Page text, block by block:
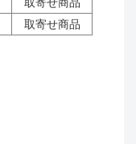
取寄せ商品
取寄せ商品